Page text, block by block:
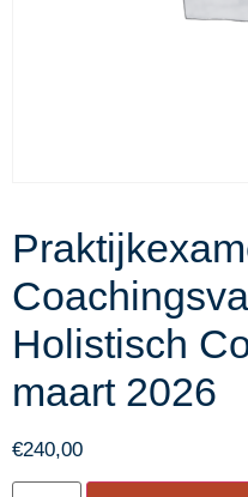
Holistisch
maart 2026
€240,00